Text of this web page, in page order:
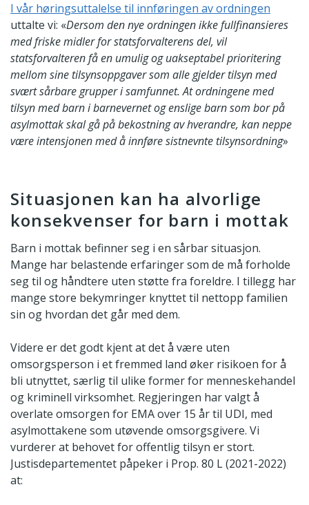
I vår høringsuttalelse til innføringen av ordningen
uttalte vi: «Dersom den nye ordningen ikke fullfinansieres
med friske midler for statsforvalterens del, vil
statsforvalteren få en umulig og uakseptabel prioritering
mellom sine tilsynsoppgaver som alle gjelder tilsyn med
svært sårbare grupper i samfunnet. At ordningene med
tilsyn med barn i barnevernet og enslige barn som bor på
asylmottak skal gå på bekostning av hverandre, kan neppe
være intensjonen med å innføre sistnevnte tilsynsordning»
Situasjonen kan ha alvorlige
konsekvenser for barn i mottak
Barn i mottak befinner seg i en sårbar situasjon.
Mange har belastende erfaringer som de må forholde
seg til og håndtere uten støtte fra foreldre. I tillegg har
mange store bekymringer knyttet til nettopp familien
sin og hvordan det går med dem.
Videre er det godt kjent at det å være uten
omsorgsperson i et fremmed land øker risikoen for å
bli utnyttet, særlig til ulike former for menneskehandel
og kriminell virksomhet. Regjeringen har valgt å
overlate omsorgen for EMA over 15 år til UDI, med
asylmottakene som utøvende omsorgsgivere. Vi
vurderer at behovet for offentlig tilsyn er stort.
Justisdepartementet påpeker i Prop. 80 L (2021-2022)
at: